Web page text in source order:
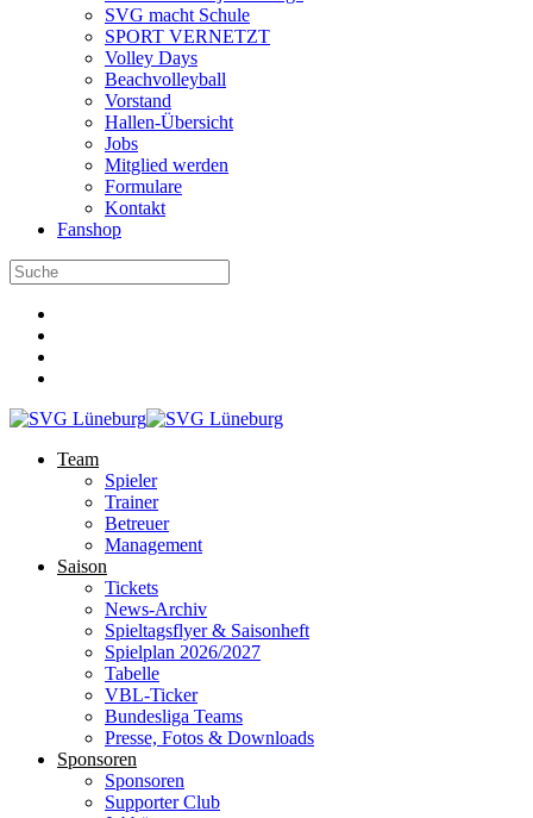
SVG macht Schule
SPORT VERNETZT
Volley Days
Beachvolleyball
Vorstand
Hallen-Übersicht
Jobs
Mitglied werden
Formulare
Kontakt
Fanshop
Team
Spieler
Trainer
Betreuer
Management
Saison
Tickets
News-Archiv
Spieltagsflyer & Saisonheft
Spielplan 2026/2027
Tabelle
VBL-Ticker
Bundesliga Teams
Presse, Fotos & Downloads
Sponsoren
Sponsoren
Supporter Club